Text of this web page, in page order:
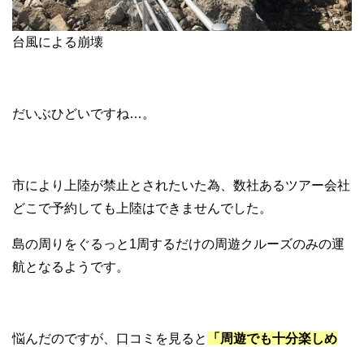
台風による崩壊
だいぶひどいですね…。
市により上陸が禁止とされたいた為、数社あるツアー会社
どこで予約しても上陸はできませんでした。
島の周りをぐるっと1周するだけの周遊クルーズのみの運
航となるようです。
悩んだのですが、口コミを見ると
「周遊でも十分楽しめ